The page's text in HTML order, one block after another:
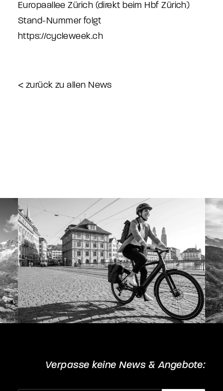
Europaallee Zürich (direkt beim Hbf Zürich)
Stand-Nummer folgt
https://cycleweek.ch
< zurück zu allen News
Verpasse keine News & Angebote: